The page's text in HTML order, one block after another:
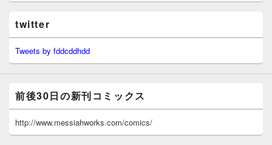
twitter
Tweets by fddcddhdd
前後30日の新刊コミックス
http://www.messiahworks.com/comics/